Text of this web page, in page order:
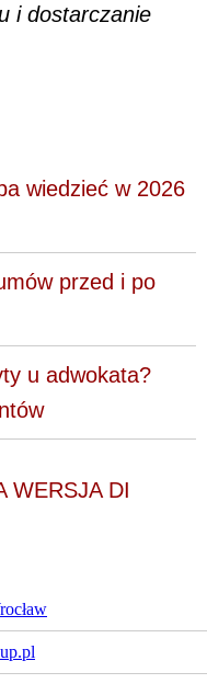
i dostarczanie
wiedzieć w 2026
przed i po
u adwokata?
WERSJA DI